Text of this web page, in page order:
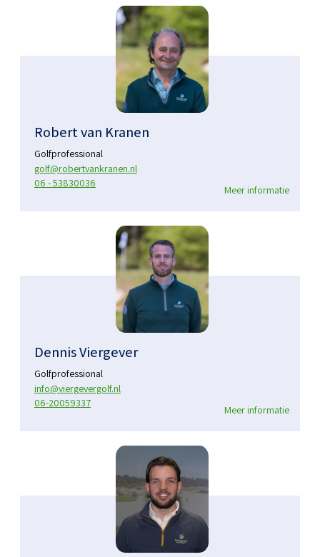
Robert van Kranen
Golfprofessional
golf@robertvankranen.nl
06 - 53830036
Meer informatie
Dennis Viergever
Golfprofessional
info@viergevergolf.nl
06-20059337
Meer informatie